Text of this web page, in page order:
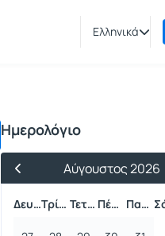
Ελληνικά
Ημερολόγιο
Προηγούμενος Μήνας
Αύγουστος 2026
Δευτέρα
Τρίτη Τετάρτη Πέμπτη Παρασκευή